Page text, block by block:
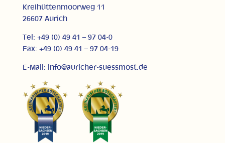
Kreihüttenmoorweg 11
26607 Aurich
Tel: +49 (0) 49 41 – 97 04-0
Fax: +49 (0) 49 41 – 97 04-19
E-Mail: info@auricher-suessmost.de